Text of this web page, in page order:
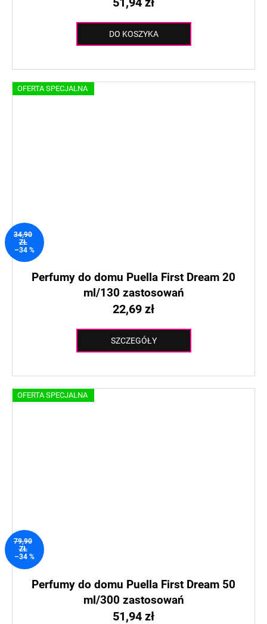
DO KOSZYKA
OFERTA SPECJALNA
34,90
ZŁ
–34 %
Perfumy do domu Puella First Dream 20
ml/130 zastosowań
22,69 zł
SZCZEGÓŁY
OFERTA SPECJALNA
79,90
ZŁ
–34 %
Perfumy do domu Puella First Dream 50
ml/300 zastosowań
51,94 zł